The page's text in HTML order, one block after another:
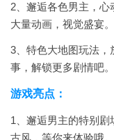
2、邂逅各色男主，
大量动画，视觉盛宴。
3、特色大地图玩法，
事，解锁更多剧情吧。
游戏亮点：
1、邂逅男主的特别
古风，等你来体验哦。